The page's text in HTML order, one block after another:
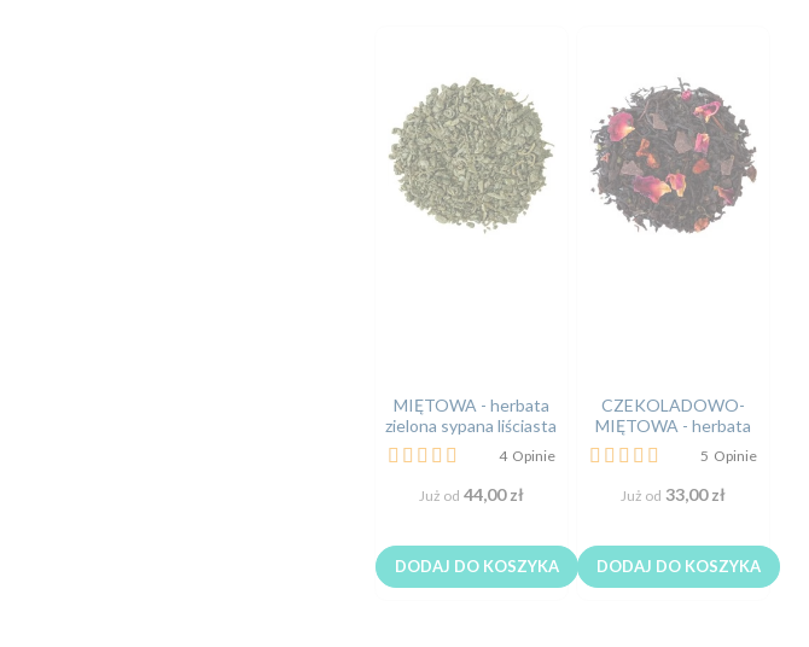
MIĘTOWA - herbata
zielona sypana liściasta
Ocena:
4 Opinie
Już od 44,00 zł
DODAJ DO KOSZYKA
CZEKOLADOWO-
MIĘTOWA - herbata
czarna sypana liściasta
Ocena:
5 Opinie
Już od 33,00 zł
DODAJ DO KOSZYKA